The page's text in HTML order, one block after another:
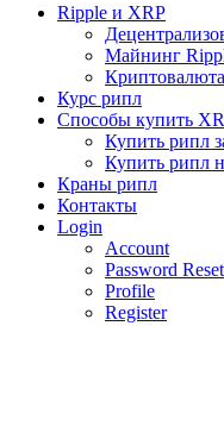
Ripple и XRP
Майнинг
Курс рипл
Способы купить
Купить рипл
Купить рипл
Краны рипл
Контакты
Login
Account
Password Reset
Profile
Register